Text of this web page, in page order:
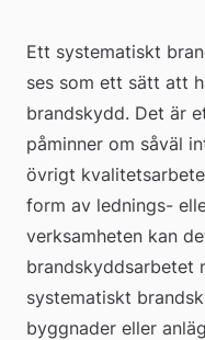
Ett systematiskt
ses som ett sätt att
brandskydd. Det är
påminner om såväl
övrigt
form av lednings-
verksamheten kan
brandskyddsarbetet
systematiskt
byggnader eller